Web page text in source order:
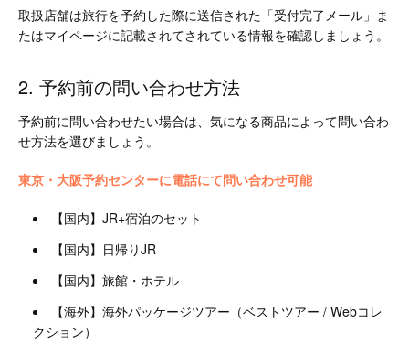
取扱店舗は旅行を予約した際に送信された「受付完了メール」ま
たはマイページに記載されてされている情報を確認しましょう。
2. 予約前の問い合わせ方法
予約前に問い合わせたい場合は、気になる商品によって問い合わ
せ方法を選びましょう。
東京・大阪予約センターに電話にて問い合わせ可能
【国内】JR+宿泊のセット
【国内】日帰りJR
【国内】旅館・ホテル
【海外】海外パッケージツアー（ベストツアー / Webコレ
クション）